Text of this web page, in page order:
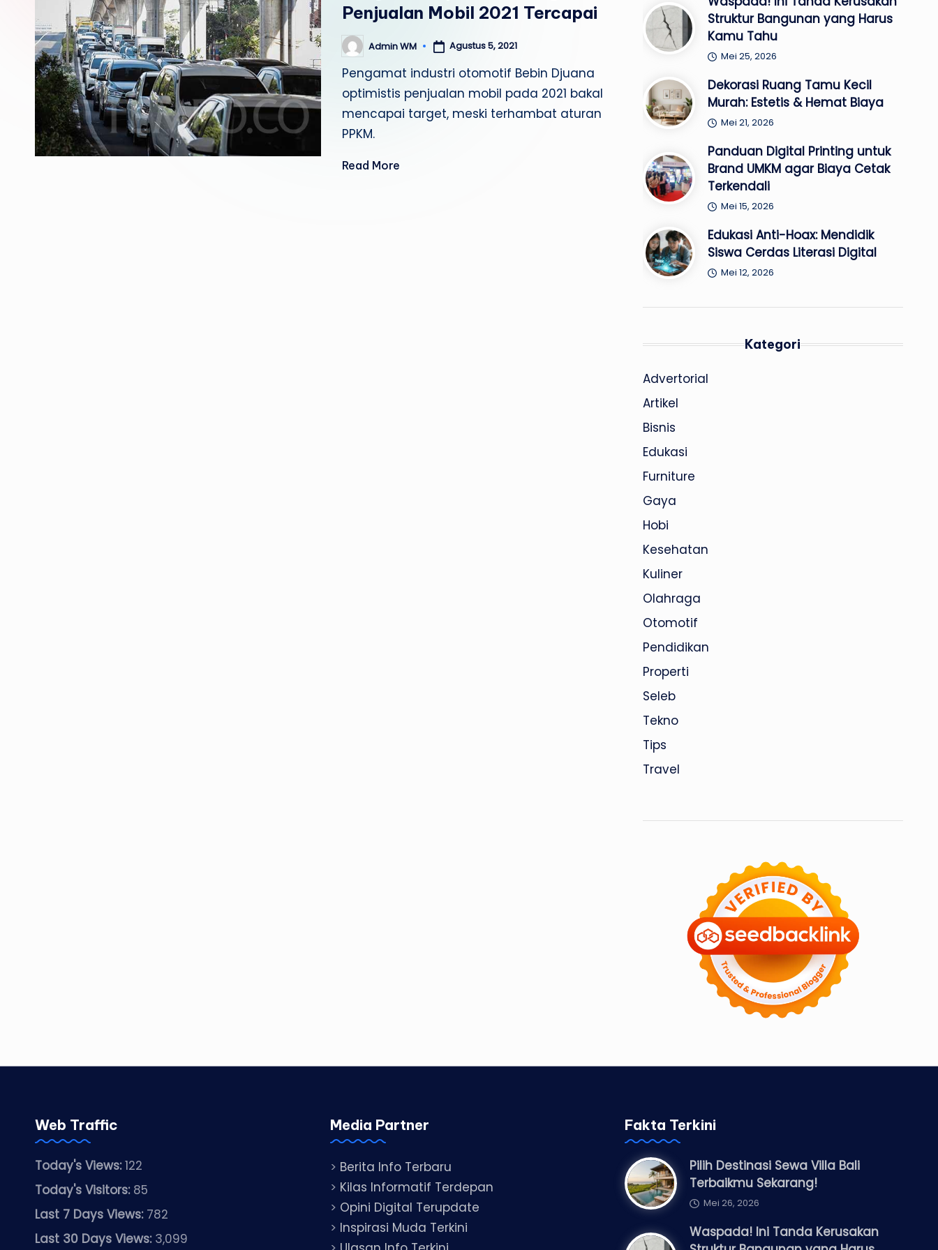
Penjualan Mobil 2021 Tercapai
Posted
by
Admin WM Agustus 5, 2021
Pengamat industri otomotif Bebin Djuana
optimistis penjualan mobil pada 2021 bakal
mencapai target, meski terhambat aturan
PPKM.
Read More
Struktur Bangunan yang Harus
Kamu Tahu
Mei 25, 2026
Dekorasi Ruang Tamu Kecil
Murah: Estetis & Hemat Biaya
Mei 21, 2026
Panduan Digital Printing untuk
Brand UMKM agar Biaya Cetak
Terkendali
Mei 15, 2026
Edukasi Anti-Hoax: Mendidik
Siswa Cerdas Literasi Digital
Mei 12, 2026
Kategori
Advertorial
Artikel
Bisnis
Edukasi
Furniture
Gaya
Hobi
Kesehatan
Kuliner
Olahraga
Otomotif
Pendidikan
Properti
Seleb
Tekno
Tips
Travel
Web Traffic
Today's Views:122
Today's Visitors: 85
Last 7 Days Views: 782
Last 30 Days Views: 3,099
Media Partner
> Berita Info Terbaru
> Kilas Informatif Terdepan
> Opini Digital Terupdate
> Inspirasi Muda Terkini
Fakta Terkini
Pilih Destinasi Sewa Villa Bali
Terbaikmu Sekarang!
Mei 26, 2026
Waspada! Ini Tanda Kerusakan